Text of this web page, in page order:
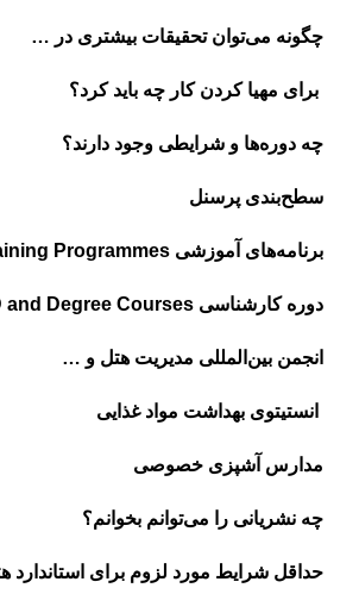
چگونه می‌توان تحقیقات بیشتری در …
برای مهیا کردن کار چه باید کرد؟
چه دوره‌ها و شرایطی وجود دارند؟
سطح‌بندی پرسنل
برنامه‌های آموزشی Training Programmes
دوره کارشناسی HND and Degree Courses
انجمن بین‌المللی مدیریت هتل و …
انستیتوی بهداشت مواد غذایی
مدارس آشپزی خصوصی
چه نشریانی را می‌توانم بخوانم؟
حداقل شرایط مورد لزوم برای استاندارد